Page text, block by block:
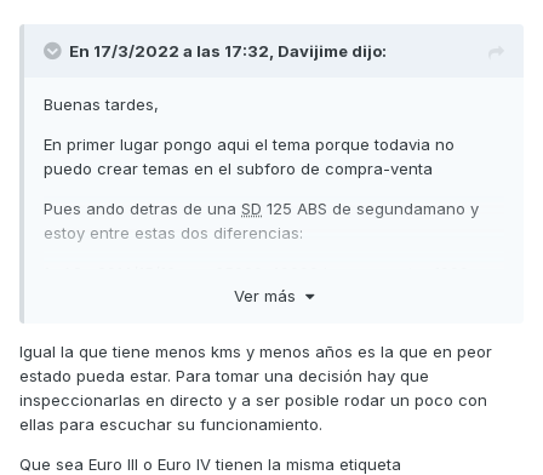
En 17/3/2022 a las 17:32, Davijime dijo:
Buenas tardes,
En primer lugar pongo aqui el tema porque todavia no
puedo crear temas en el subforo de compra-venta
Pues ando detras de una SD 125 ABS de segundamano y
estoy entre estas dos diferencias:
2900 euros
3- Años 2018 para adelante con 16000-20000 kms por
aproximadamente 3000 euros
La de los años 2018 para alante es la E4 que tiene menos
Ver más
Igual la que tiene menos kms y menos años es la que en peor
estado pueda estar. Para tomar una decisión hay que
inspeccionarlas en directo y a ser posible rodar un poco con
ellas para escuchar su funcionamiento.
Que sea Euro III o Euro IV tienen la misma etiqueta